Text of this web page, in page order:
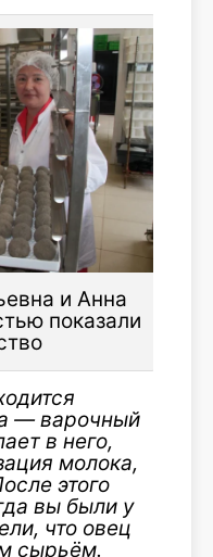
и Анна
показали
— варочный
в него,
молока,
этого
вы были у
что овец
сырьём.